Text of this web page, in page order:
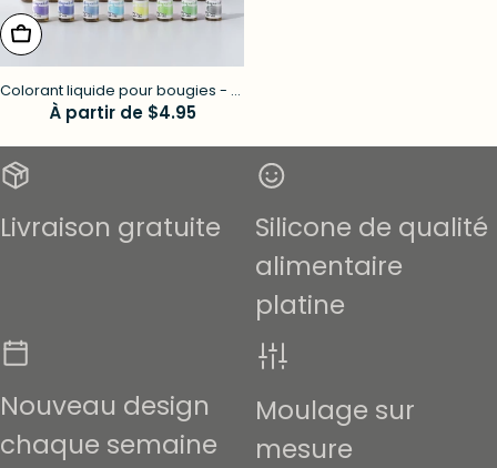
choisissez les options
Colorant liquide pour bougies - 16
couleurs
Prix
À partir de $4.95
Livraison gratuite
Silicone de qualité
alimentaire
platine
Nouveau design
chaque semaine
Moulage sur
mesure